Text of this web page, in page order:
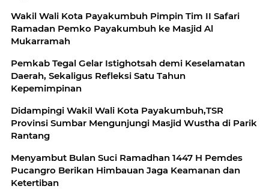
Wakil Wali Kota Payakumbuh Pimpin Tim II Safari
Ramadan Pemko Payakumbuh ke Masjid Al
Mukarramah
Pemkab Tegal Gelar Istighotsah demi Keselamatan
Daerah, Sekaligus Refleksi Satu Tahun
Kepemimpinan
Didampingi Wakil Wali Kota Payakumbuh,TSR
Provinsi Sumbar Mengunjungi Masjid Wustha di Parik
Rantang
Menyambut Bulan Suci Ramadhan 1447 H Pemdes
Pucangro Berikan Himbauan Jaga Keamanan dan
Ketertiban